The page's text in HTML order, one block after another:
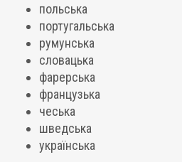
польська
португальська
румунська
словацька
фарерська
французька
чеська
шведська
українська